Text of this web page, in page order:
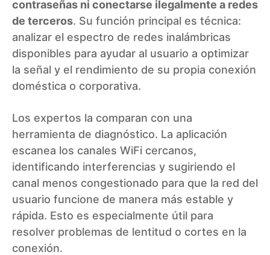
contraseñas ni conectarse ilegalmente a redes
de terceros. Su función principal es técnica:
analizar el espectro de redes inalámbricas
disponibles para ayudar al usuario a optimizar
la señal y el rendimiento de su propia conexión
doméstica o corporativa.
Los expertos la comparan con una
herramienta de diagnóstico. La aplicación
escanea los canales WiFi cercanos,
identificando interferencias y sugiriendo el
canal menos congestionado para que la red del
usuario funcione de manera más estable y
rápida. Esto es especialmente útil para
resolver problemas de lentitud o cortes en la
conexión.